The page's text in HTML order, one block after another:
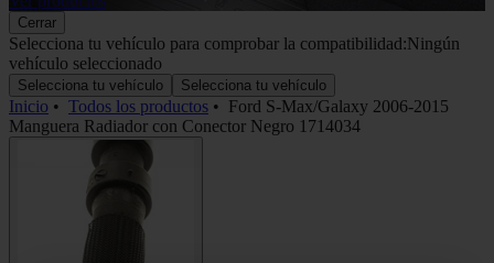
Cerrar
Selecciona tu vehículo para comprobar la compatibilidad:Ningún
vehículo seleccionado
Selecciona tu vehículo Selecciona tu vehículo
Inicio • Todos los productos • Ford S-Max/Galaxy 2006-2015
Manguera Radiador con Conector Negro 1714034